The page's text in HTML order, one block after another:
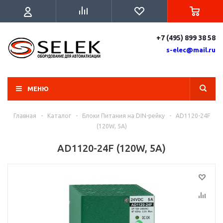
+7 (495) 899 38 58
s-elec@mail.ru
МЕНЮ
Главная - Каталог - Блоки Питания на DIN-рейку -
AD1120-24F
(120W, 5A)
AD1120-24F (120W, 5A)